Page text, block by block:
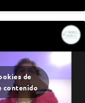
de
contenido